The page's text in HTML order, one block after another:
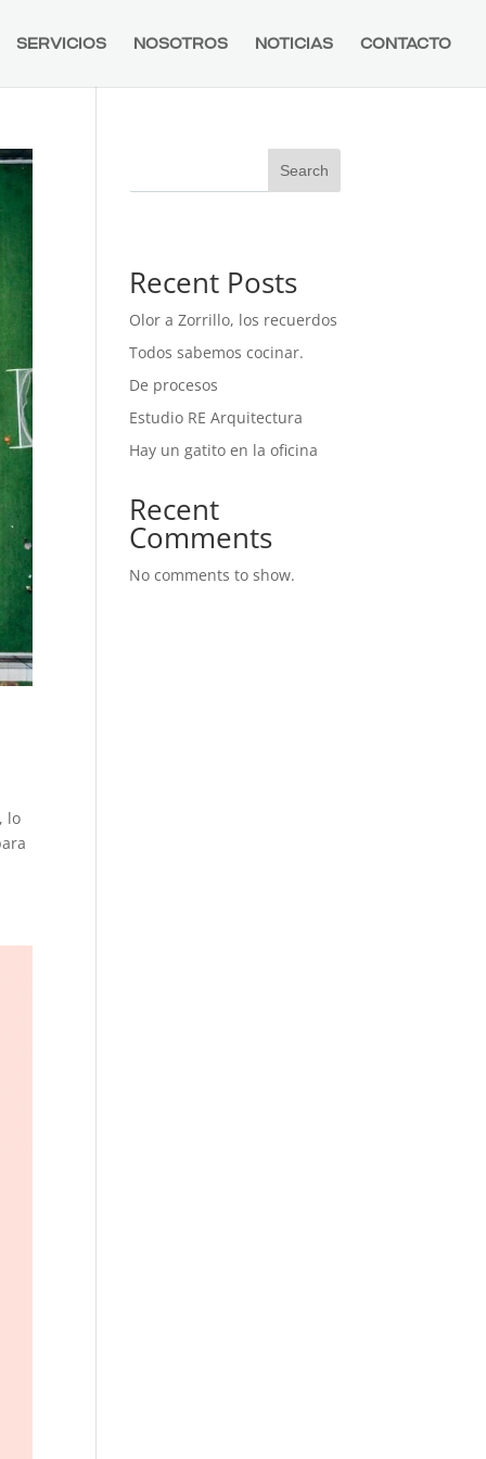
SERVICIOS NOSOTROS NOTICIAS CONTACTO
lo
Search
Recent Posts
Olor a Zorrillo, los recuerdos
Todos sabemos cocinar.
De procesos
Estudio RE Arquitectura
Hay un gatito en la oficina
Recent
Comments
No comments to show.